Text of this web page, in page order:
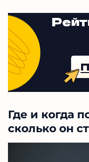
Где и когда
сколько он